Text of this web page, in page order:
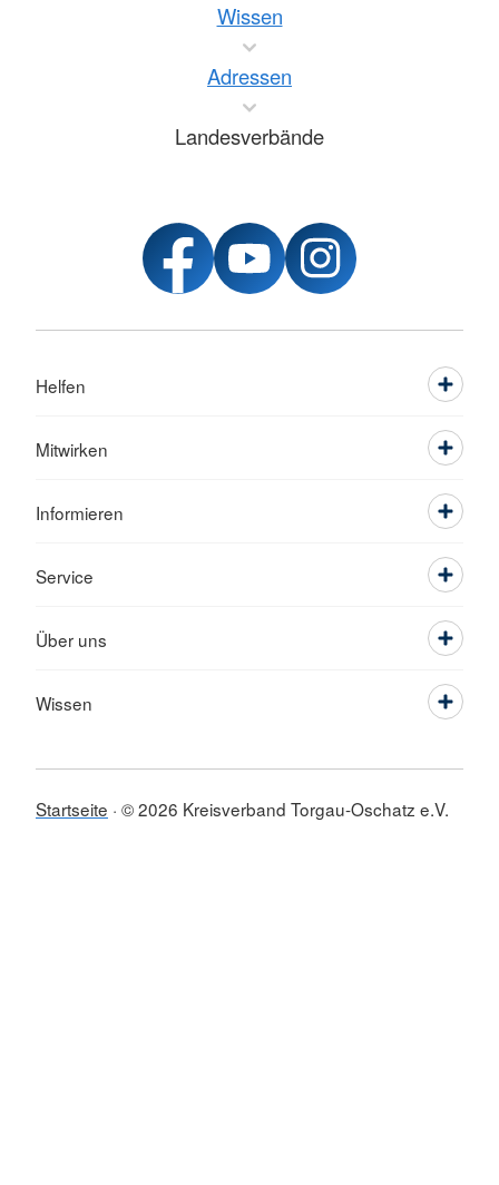
Wissen
Adressen
Landesverbände
Helfen
Mitwirken
Informieren
Service
Über uns
Wissen
Startseite © 2026 Kreisverband Torgau-Oschatz e.V.